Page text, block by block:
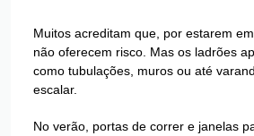
Muitos acreditam que, por estarem
não oferecem risco. Mas os ladrões
como tubulações, muros ou até
escalar.
No verão, portas de correr e janelas